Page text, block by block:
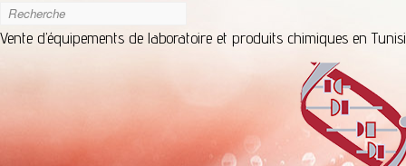
Vente d’équipements de laboratoire et produits chimiques en